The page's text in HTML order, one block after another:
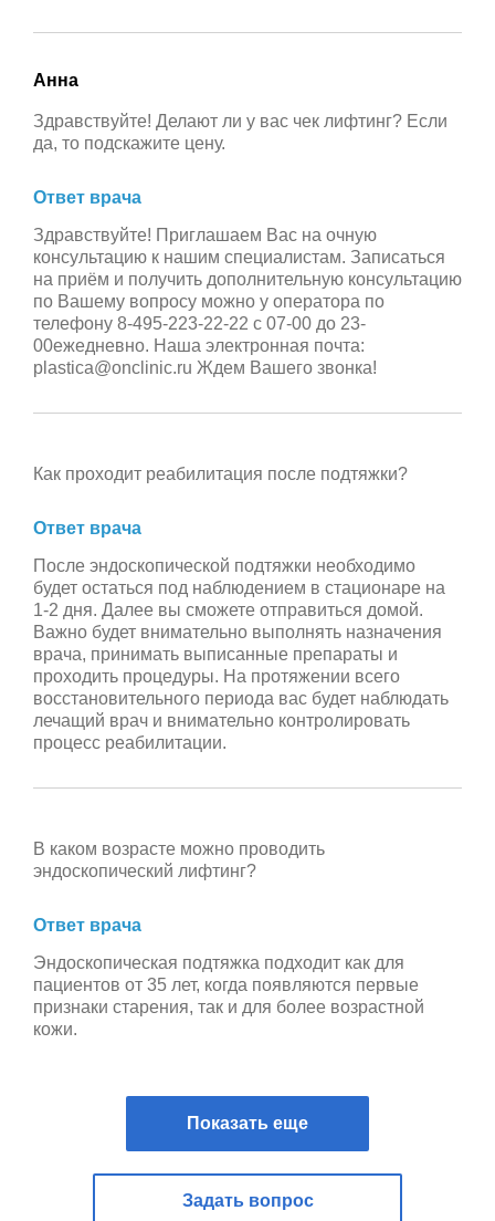
Анна
Здравствуйте! Делают ли у вас чек лифтинг? Если
да, то подскажите цену.
Ответ врача
Здравствуйте! Приглашаем Вас на очную
консультацию к нашим специалистам. Записаться
на приём и получить дополнительную консультацию
по Вашему вопросу можно у оператора по
телефону 8-495-223-22-22 с 07-00 до 23-
00ежедневно. Наша электронная почта:
plastica@onclinic.ru Ждем Вашего звонка!
Как проходит реабилитация после подтяжки?
Ответ врача
После эндоскопической подтяжки необходимо
будет остаться под наблюдением в стационаре на
1-2 дня. Далее вы сможете отправиться домой.
Важно будет внимательно выполнять назначения
врача, принимать выписанные препараты и
проходить процедуры. На протяжении всего
восстановительного периода вас будет наблюдать
лечащий врач и внимательно контролировать
процесс реабилитации.
В каком возрасте можно проводить
эндоскопический лифтинг?
Ответ врача
Эндоскопическая подтяжка подходит как для
пациентов от 35 лет, когда появляются первые
признаки старения, так и для более возрастной
кожи.
Показать еще
Задать вопрос